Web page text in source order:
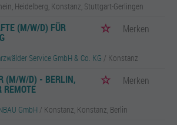
Heidelberg, Konstanz, Stuttgart-Gerlingen
(M/W/D) FÜR Merken
Service GmbH & Co. KG / Konstanz
(M/W/D) - BERLIN,
REMOTE
Merken
GmbH / Konstanz, Konstanz, Berlin